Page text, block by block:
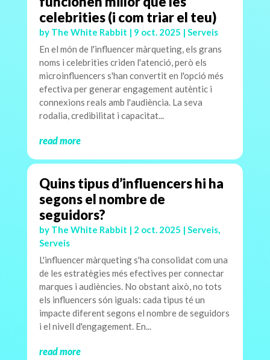
celebrities (i com triar el teu)
by The White Rabbit | 9 oct. 2025 | Serveis
En el món de l'influencer màrqueting, els grans
noms i celebrities criden l'atenció, però els
microinfluencers s'han convertit en l'opció més
efectiva per generar engagement autèntic i
connexions reals amb l'audiència. La seva
rodalia, credibilitat i capacitat...
read more
Quins tipus d’influencers hi ha
segons el nombre de
seguidors?
by The White Rabbit | 2 oct. 2025 | Serveis,
Serveis
L'influencer màrqueting s'ha consolidat com una
de les estratègies més efectives per connectar
marques i audiències. No obstant això, no tots
els influencers són iguals: cada tipus té un
impacte diferent segons el nombre de seguidors
i el nivell d'engagement. En...
read more